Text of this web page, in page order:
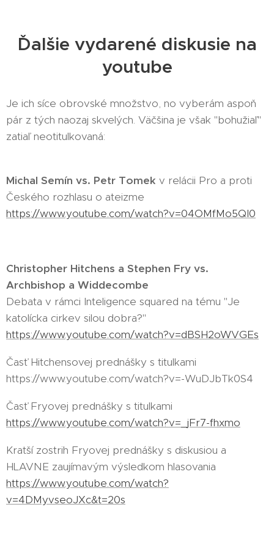
Ďalšie vydarené diskusie na
youtube
Je ich síce obrovské množstvo, no vyberám aspoň
pár z tých naozaj skvelých. Väčšina je však "bohužiaľ"
zatiaľ neotitulkovaná:
Michal Semín vs. Petr Tomek v relácii Pro a proti
Českého rozhlasu o ateizme
https://www.youtube.com/watch?v=04OMfMo5QI0
Christopher Hitchens a Stephen Fry vs.
Archbishop a Widdecombe
Debata v rámci Inteligence squared na tému "Je
katolícka cirkev silou dobra?"
https://www.youtube.com/watch?v=dBSH2oWVGEs
Časť Hitchensovej prednášky s titulkami
https://www.youtube.com/watch?v=-WuDJbTk0S4
Časť Fryovej prednášky s titulkami
https://www.youtube.com/watch?v=_jFr7-fhxmo
Kratší zostrih Fryovej prednášky s diskusiou a
HLAVNE zaujímavým výsledkom hlasovania
https://www.youtube.com/watch?
v=4DMyvseoJXc&t=20s